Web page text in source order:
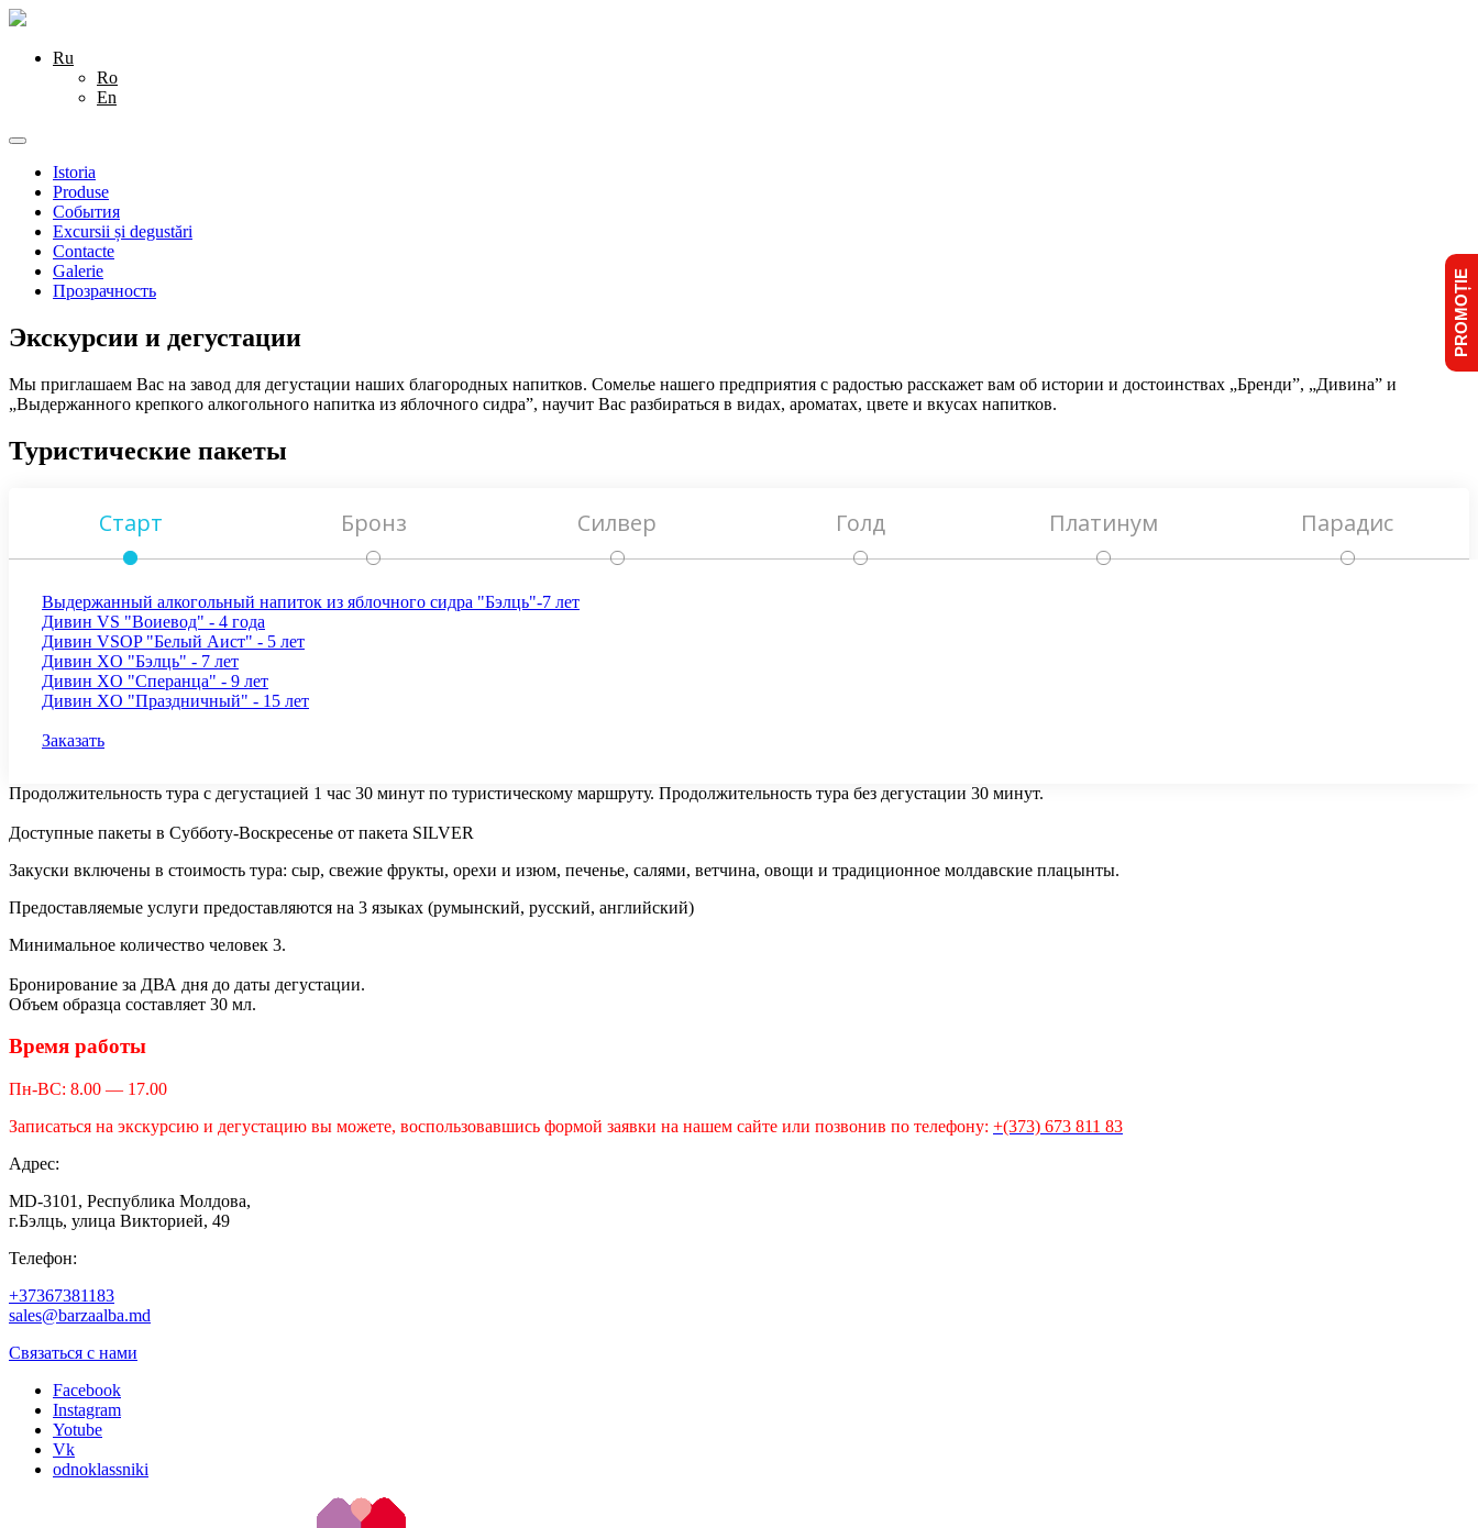
Ru
Ro
En
Toggle
navigationIstoria
Produse
События
Excursii și degustări
Contacte
Galerie
Прозрачность
Экскурсии и дегустации
Мы приглашаем Вас на завод для дегустации наших благородных напитков. Сомелье нашего предприятия с радостью расскажет вам об истории и достоинствах „Бренди”, „Дивина” и
„Выдержанного крепкого алкогольного напитка из яблочного сидра”, научит Вас разбираться в видах, ароматах, цвете и вкусах напитков.
Туристические пакеты
Старт Бронз Силвер Голд Платинум Парадис
Выдержанный алкогольный напиток из яблочного сидра "Бэлць"-7 лет
Дивин VS "Воиевод" - 4 года
Дивин VSOP "Белый Аист" - 5 лет
Дивин XO "Бэлць" - 7 лет
Дивин XO "Сперанца" - 9 лет
Дивин XO "Праздничный" - 15 лет
Заказать
Продолжительность тура с дегустацией 1 час 30 минут по туристическому маршруту. Продолжительность тура без дегустации 30 минут.
Доступные пакеты в Субботу-Воскресенье от пакета SILVER
Закуски включены в стоимость тура: сыр, свежие фрукты, орехи и изюм, печенье, салями, ветчина, овощи и традиционное молдавские плацынты.
Предоставляемые услуги предоставляются на 3 языках (румынский, русский, английский)
Минимальное количество человек 3.
Бронирование за ДВА дня до даты дегустации.
Объем образца составляет 30 мл.
Время работы
Пн-ВС: 8.00 — 17.00
Записаться на экскурсию и дегустацию вы можете, воспользовавшись формой заявки на нашем сайте или позвонив по телефону: +(373) 673 811 83
Адрес:
MD-3101, Республика Молдова,
г.Бэлць, улица Викторией, 49
Телефон:
+37367381183
sales@barzaalba.md
Связаться с нами
Facebook
Instagram
Yotube
Vk
odnoklassniki
PROMOȚIE